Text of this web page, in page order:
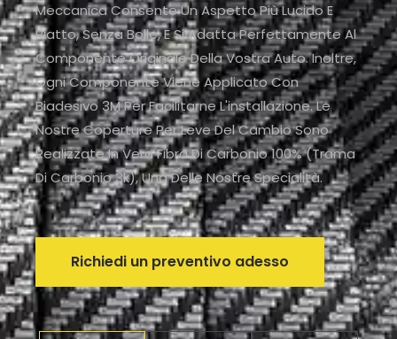
Meccanica Consente Un Aspetto Più Lucido E
Piatto, Senza Bolle, E Si Adatta Perfettamente Al
Componente Originale Della Vostra Auto. Inoltre,
Ogni Componente Viene Applicato Con
Biadesivo 3M Per Facilitarne L'installazione. Le
Nostre Coperture Per Leve Del Cambio Sono
Realizzate In Vera Fibra Di Carbonio 100% (trama
Di Carbonio 3k), Una Delle Nostre Specialità.
Richiedi un preventivo adesso